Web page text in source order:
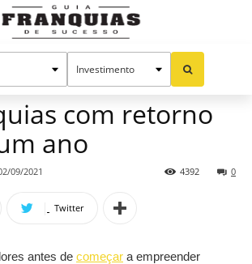
com retorno
ano
09/2021 0
4392
Twitter
antes de começar a empreender